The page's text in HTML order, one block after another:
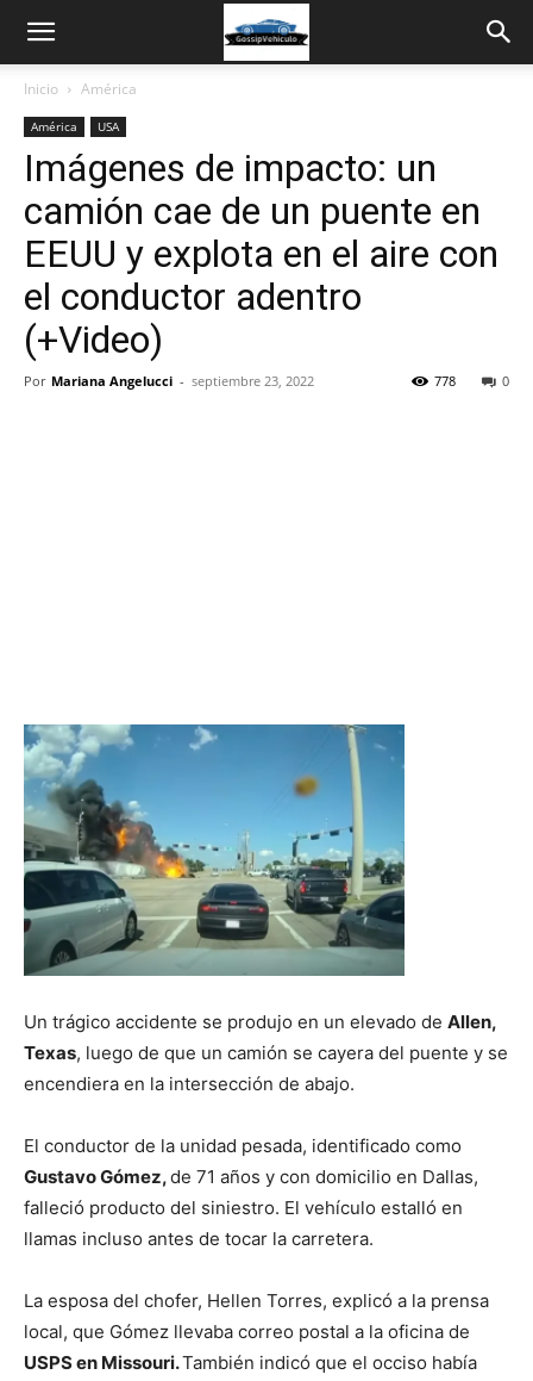
Inicio América
América USA
Imágenes de impacto: un
camión cae de un puente en
EEUU y explota en el aire con
el conductor adentro
(+Video)
Por Mariana Angelucci - septiembre 23, 2022 0
778
Un trágico accidente se produjo en un elevado de Allen,
Texas, luego de que un camión se cayera del puente y se
encendiera en la intersección de abajo.
El conductor de la unidad pesada, identificado como
Gustavo Gómez,de 71 años y con domicilio en Dallas,
falleció producto del siniestro. El vehículo estalló en
llamas incluso antes de tocar la carretera.
La esposa del chofer, Hellen Torres, explicó a la prensa
local, que Gómez llevaba correo postal a la oficina de
USPS en Missouri.También indicó que el occiso había